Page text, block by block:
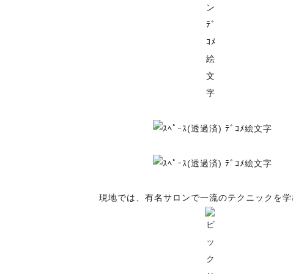
現地では、有名サロンで一流のテクニックを学